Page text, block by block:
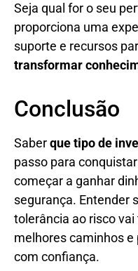
Seja qual for o seu
proporciona uma
suporte e recursos
transformar
Conclusão
Saberque tipo de
passo para
começar a ganhar
segurança. Entender
tolerância ao risco
melhores caminhos
com confiança.